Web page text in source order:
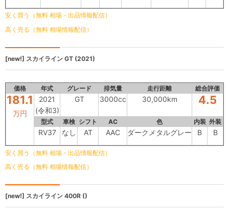
安く買う（無料 相場・出品情報配信）
高く売る（無料 相場情報配信）
[new!] スカイライン GT (2021)
価格 年式 グレード 排気量 走行距離 総合評価
181.1
万円
2021
(令和3)
GT 3000cc 30,000km 4.5
型式 車検 シフト AC 色 内装 外装
RV37 なし AT AAC ダークメタルグレー B B
安く買う（無料 相場・出品情報配信）
高く売る（無料 相場情報配信）
[new!] スカイライン 400R ()